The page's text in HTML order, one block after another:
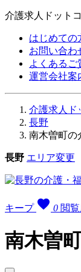
介護求人ドット
はじめての
お問い合わ
よくあるご
運営会社案
介護求人ド
長野
南木曽町の
長野 エリア変更
キープ favorite 0 閲
南木曽